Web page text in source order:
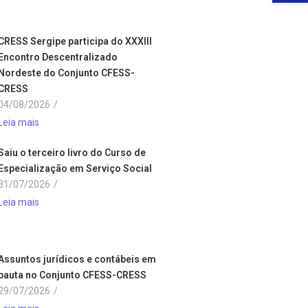
Sergipe participa do XXXIII
Descentralizado
do Conjunto CFESS-
08/2026 /
mais
o terceiro livro do Curso de
em Serviço Social
07/2026 /
mais
jurídicos e contábeis em
no Conjunto CFESS-CRESS
07/2026 /